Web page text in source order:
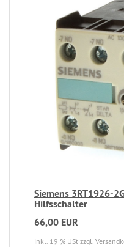
Siemens 3RT1926-
Hilfsschalter
66,00 EUR
inkl. 19 % USt zzgl.